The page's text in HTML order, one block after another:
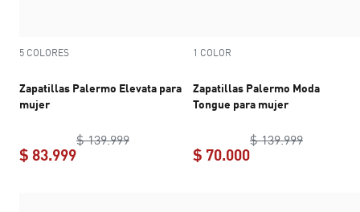
5 COLORES
Zapatillas Palermo Elevata para
mujer
$ 139.999Zapatillas Palermo Elevata para mujer
$ 83.999
1 COLOR
Zapatillas Palermo Moda
Tongue para mujer
$ 139.999
$ 70.000